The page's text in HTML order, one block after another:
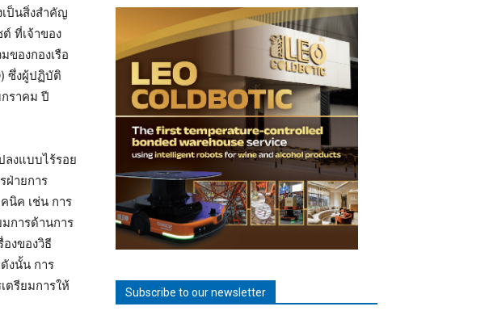
เป็นสิ่งสำคัญ
ที่เจ้าของ
ของกองเรือ
ซึ่งผู้ปฏิบัติ
ราคม ปี
ลงแบบไร้รอย
ฝ่ายการ
นิค เช่น การ
มการด้านการ
งของวิธี
งนั้น การ
ตรียมการให้
Subscribe to our newsletter